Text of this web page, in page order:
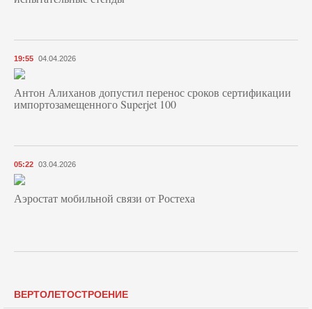
19:55 04.04.2026
Антон Алиханов допустил перенос сроков сертификации
импортозамещенного Superjet 100
05:22 03.04.2026
Аэростат мобильной связи от Ростеха
ВЕРТОЛЕТОСТРОЕНИЕ